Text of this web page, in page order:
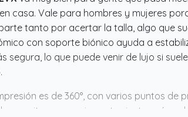
casa. Vale para hombres y mujeres
tanto por acertar la talla, algo que
con soporte biónico ayuda a
segura, lo que puede venir de lujo si
es de 360°, con varios puntos de
permite que respires y te sientas